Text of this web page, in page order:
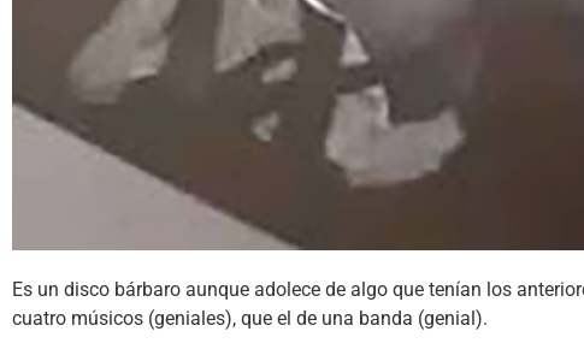
Es un disco bárbaro aunque adolece de algo que tenían los
cuatro músicos (geniales), que el de una banda (genial).